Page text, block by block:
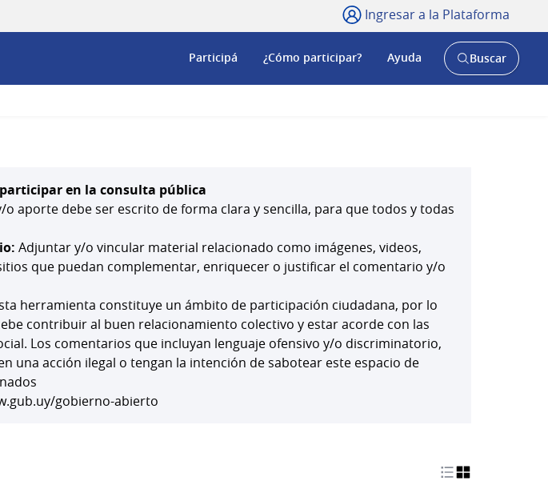
Ingresar a la Plataforma
Participá ¿Cómo participar? Ayuda
AbrirBuscar
en la consulta pública
o aporte debe ser escrito de forma clara y sencilla, para que todos y todas
Adjuntar y/o vincular material relacionado como imágenes, videos,
que puedan complementar, enriquecer o justificar el comentario y/o
herramienta constituye un ámbito de participación ciudadana, por lo
contribuir al buen relacionamiento colectivo y estar acorde con las
Los comentarios que incluyan lenguaje ofensivo y/o discriminatorio,
una acción ilegal o tengan la intención de sabotear este espacio de
gobierno-abierto